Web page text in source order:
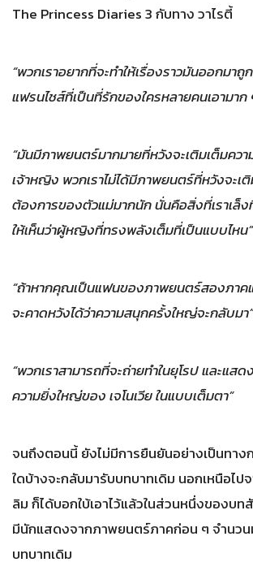
The Princess Diaries 3 กับทาง วาไรตี้
“พวกเราอยากที่จะทำให้เรื่องราวมันออกมาถู
แฟรนไชส์ที่เป็นที่รักของใครหลายคนเอามาก
“มันมีภาพยนตร์มากมายที่หวังจะเติมเต็มคว
เจ้าหญิง พวกเราไม่ได้มีภาพยนตร์ที่หวังจะเ
ต้องการของตัวแม่มากนัก นั่นคือสิ่งที่เราเล็
ให้เห็นว่าผู้หญิงที่ทรงพลังเต็มที่เป็นแบบไหน”
“ถ้าหากคุณเป็นแฟนของภาพยนตร์สองภา
จะคาดหวังได้ว่าความสนุกครั้งใหญ่จะกลับมา”
“พวกเราสามารถที่จะถ่ายทำในยุโรป และแส
ความยิ่งใหญ่ของ เจโนเวีย ในแบบเต็มตา”
จนถึงตอนนี้ ยังไม่มีการยืนยันอย่างเป็นทาง
ใดบ้างจะกลับมารับบทบาทเดิม นอกเหนือไป
ลิม ก็ได้บอกใบ้เอาไว้แล้วในส่วนหนึ่งของบ
มีนักแสดงจากภาพยนตร์ภาคก่อน ๆ จำนว
บทบาทเดิม